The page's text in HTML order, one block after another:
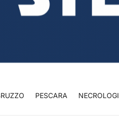
PESCARA NECROLOGI